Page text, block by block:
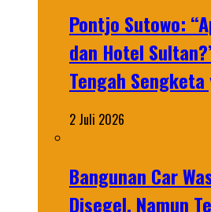
Pontjo Sutowo:
dan Hotel
Tengah
2 Juli 2026
Bangunan Car
Disegel, Namun